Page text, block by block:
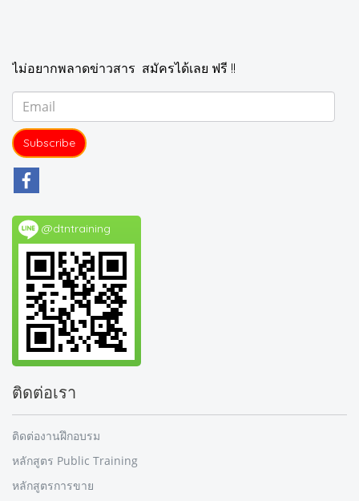
ไม่อยากพลาดข่าวสาร สมัครได้เลย ฟรี !!
Subscribe
@dtntraining
ติดต่อเรา
ติดต่องานฝึกอบรม
หลักสูตร Public Training
หลักสูตรการขาย